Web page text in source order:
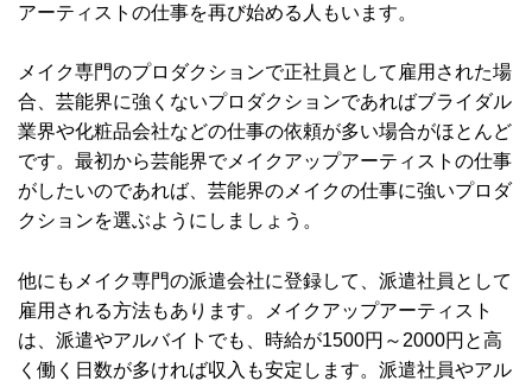
アーティストの仕事を再び始める人もいます。
メイク専門のプロダクションで正社員として雇用された場
合、芸能界に強くないプロダクションであればブライダル
業界や化粧品会社などの仕事の依頼が多い場合がほとんど
です。最初から芸能界でメイクアップアーティストの仕事
がしたいのであれば、芸能界のメイクの仕事に強いプロダ
クションを選ぶようにしましょう。
他にもメイク専門の派遣会社に登録して、派遣社員として
雇用される方法もあります。メイクアップアーティスト
は、派遣やアルバイトでも、時給が1500円～2000円と高
く働く日数が多ければ収入も安定します。派遣社員やアル